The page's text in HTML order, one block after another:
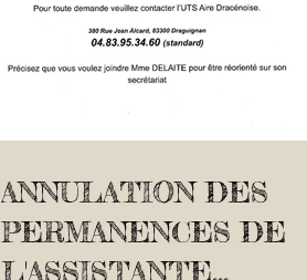
ANNULATION DES
PERMANENCES DE
L'ASSISTANTE